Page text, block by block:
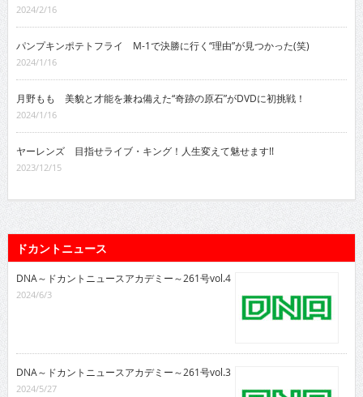
2024/2/16
パンプキンポテトフライ M-1で決勝に行く“理由”が見つかった(笑)
2024/1/16
月野もも 美貌と才能を兼ね備えた“奇跡の原石”がDVDに初挑戦！
2024/1/16
ヤーレンズ 目指せライブ・キング！人生変えて魅せます!!
2023/12/15
ドカントニュース
DNA～ドカントニュースアカデミー～261号vol.4
2024/6/3
DNA～ドカントニュースアカデミー～261号vol.3
2024/5/27